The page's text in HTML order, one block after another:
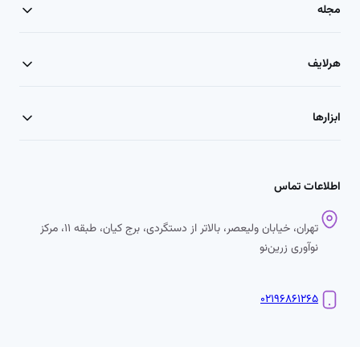
مجله
هرلایف
ابزارها
اطلاعات تماس
تهران، خیابان ولیعصر، بالاتر از دستگردی، برج کیان، طبقه ۱۱، مرکز
نوآوری زرین‌نو
۰۲۱۹۶۸۶۱۲۶۵